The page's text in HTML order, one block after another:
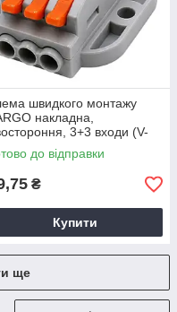
швидкого монтажу
накладна,
3+3 входи (V-
клема для проводів
до відправки
₴
Купити
ще